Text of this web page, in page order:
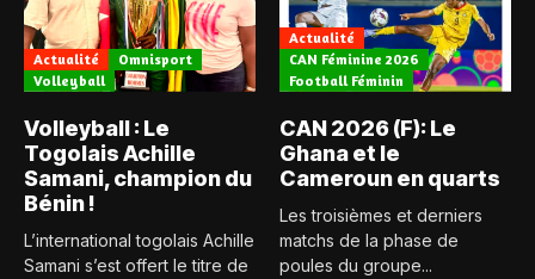
Actualité
Omnisport
Volleyball
Volleyball : Le
Togolais Achille
Samani, champion du
Bénin !
L’international togolais Achille
Samani s’est offert le titre de
Actualité
CAN Féminine 2026
Football Féminin
CAN 2026 (F): Le
Ghana et le
Cameroun en quarts
Les troisièmes et derniers
matchs de la phase de
poules du groupe...